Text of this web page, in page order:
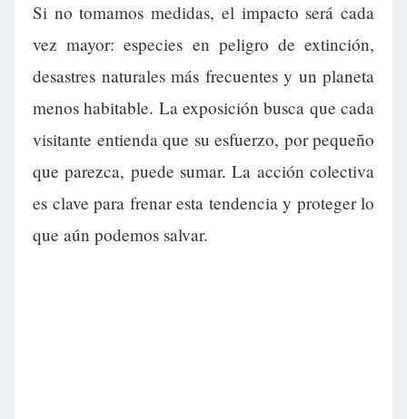
Si no tomamos medidas, el impacto será cada
vez mayor: especies en peligro de extinción,
desastres naturales más frecuentes y un planeta
menos habitable. La exposición busca que cada
visitante entienda que su esfuerzo, por pequeño
que parezca, puede sumar. La acción colectiva
es clave para frenar esta tendencia y proteger lo
que aún podemos salvar.